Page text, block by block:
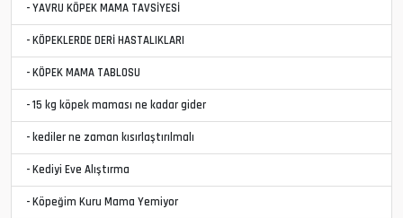
- YAVRU KÖPEK MAMA TAVSİYESİ
- KÖPEKLERDE DERİ HASTALIKLARI
- KÖPEK MAMA TABLOSU
- 15 kg köpek maması ne kadar gider
- kediler ne zaman kısırlaştırılmalı
- Kediyi Eve Alıştırma
- Köpeğim Kuru Mama Yemiyor